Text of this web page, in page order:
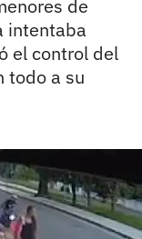
de
intentaba
el control del
todo a su